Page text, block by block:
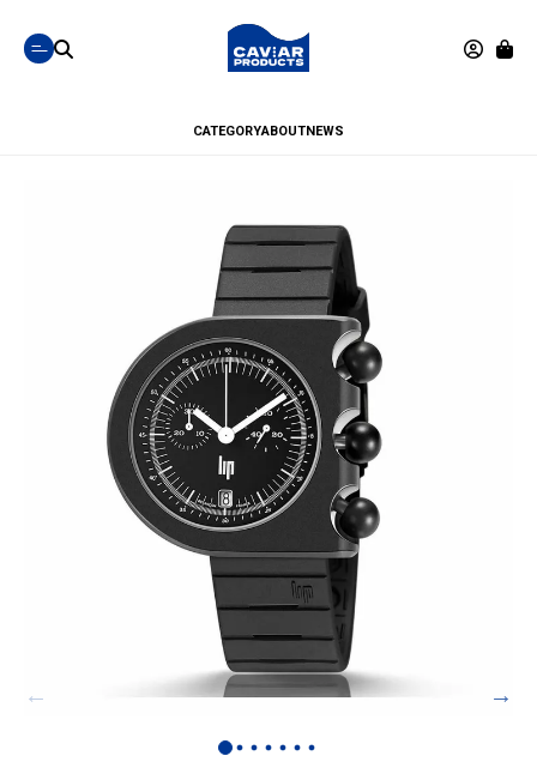
CATEGORYABOUTNEWS